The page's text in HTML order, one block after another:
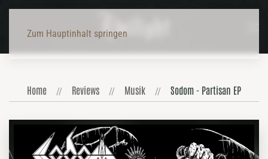
Zum Hauptinhalt springen
Home Reviews Musik Sodom - Partisan EP